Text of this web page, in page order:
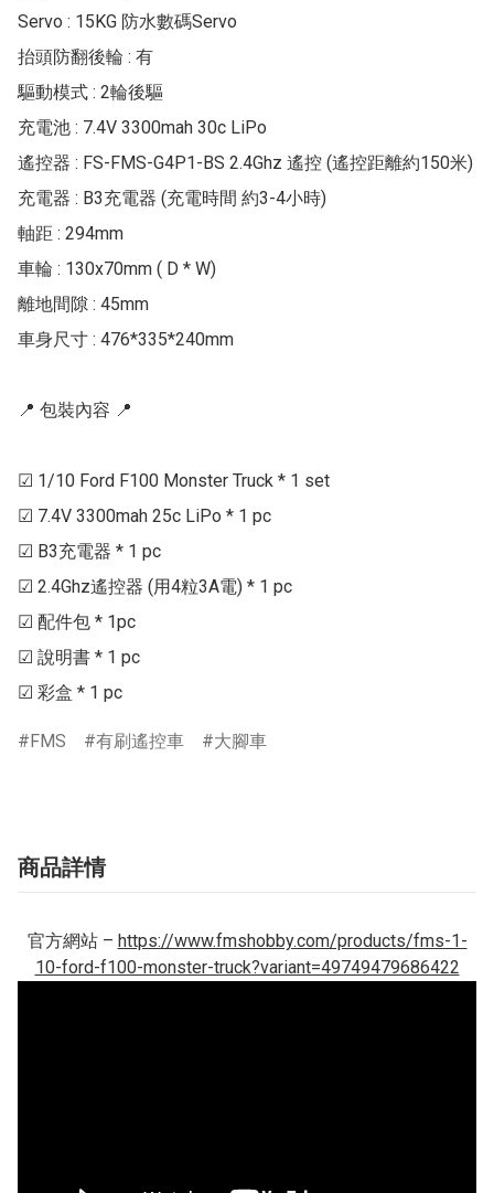
Servo : 15KG 防水數碼Servo
抬頭防翻後輪 : 有
驅動模式 : 2輪後驅
充電池 : 7.4V 3300mah 30c LiPo
遙控器 : FS-FMS-G4P1-BS 2.4Ghz 遙控 (遙控距離約150米)
充電器 : B3充電器 (充電時間 約3-4小時)
軸距 : 294mm
車輪 : 130x70mm ( D * W)
離地間隙 : 45mm
車身尺寸 : 476*335*240mm
📍 包裝內容 📍
☑ 1/10 Ford F100 Monster Truck * 1 set
☑ 7.4V 3300mah 25c LiPo * 1 pc
☑ B3充電器 * 1 pc
☑ 2.4Ghz遙控器 (用4粒3A電) * 1 pc
☑ 配件包 * 1pc
☑ 說明書 * 1 pc
☑ 彩盒 * 1 pc
FMS 有刷遙控車 大腳車
商品詳情
官方網站 – https://www.fmshobby.com/products/fms-1-
10-ford-f100-monster-truck?variant=49749479686422